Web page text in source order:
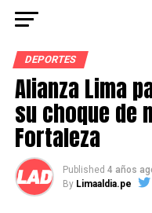
DEPORTES
Alianza Lima
su choque de
Fortaleza
Published 4 años
By Limaaldia.pe